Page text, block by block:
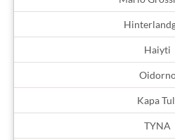
Haiyti
Kapa
TYNA